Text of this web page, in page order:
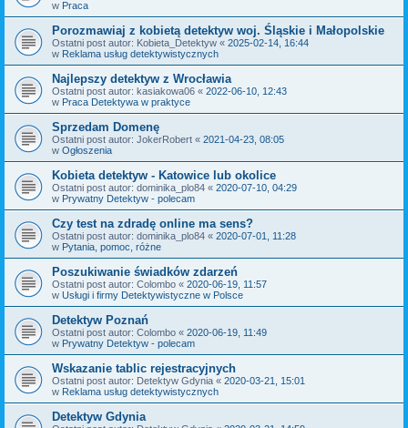
w Praca
Porozmawiaj z kobietą detektyw woj. Śląskie i Małopolskie
Ostatni post autor: Kobieta_Detektyw « 2025-02-14, 16:44
w Reklama usług detektywistycznych
Najlepszy detektyw z Wrocławia
Ostatni post autor: kasiakowa06 « 2022-06-10, 12:43
w Praca Detektywa w praktyce
Sprzedam Domenę
Ostatni post autor: JokerRobert « 2021-04-23, 08:05
w Ogłoszenia
Kobieta detektyw - Katowice lub okolice
Ostatni post autor: dominika_plo84 « 2020-07-10, 04:29
w Prywatny Detektyw - polecam
Czy test na zdradę online ma sens?
Ostatni post autor: dominika_plo84 « 2020-07-01, 11:28
w Pytania, pomoc, różne
Poszukiwanie świadków zdarzeń
Ostatni post autor: Colombo « 2020-06-19, 11:57
w Usługi i firmy Detektywistyczne w Polsce
Detektyw Poznań
Ostatni post autor: Colombo « 2020-06-19, 11:49
w Prywatny Detektyw - polecam
Wskazanie tablic rejestracyjnych
Ostatni post autor: Detektyw Gdynia « 2020-03-21, 15:01
w Reklama usług detektywistycznych
Detektyw Gdynia